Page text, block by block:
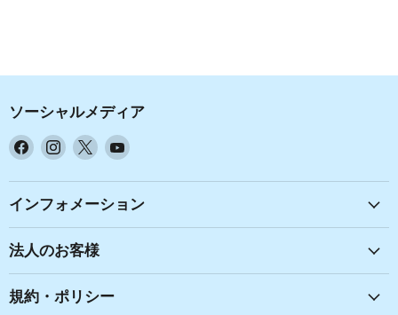
ソーシャルメディア
Facebook
見
つ
て
く
さ
Instagram
見
つ
て
く
さ
X
見
つ
て
く
さ
YouTube
見
つ
インフォメーション
法人のお客様
規約・ポリシー